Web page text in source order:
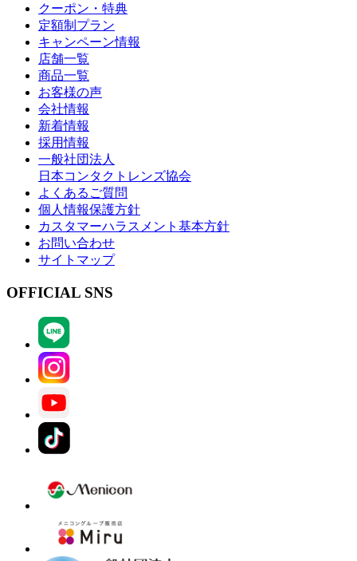
クーポン・特典
定額制プラン
キャンペーン情報
店舗一覧
商品一覧
お客様の声
会社情報
新着情報
採用情報
一般社団法人
日本コンタクトレンズ協会
よくあるご質問
個人情報保護方針
カスタマーハラスメント基本方針
お問い合わせ
サイトマップ
OFFICIAL SNS